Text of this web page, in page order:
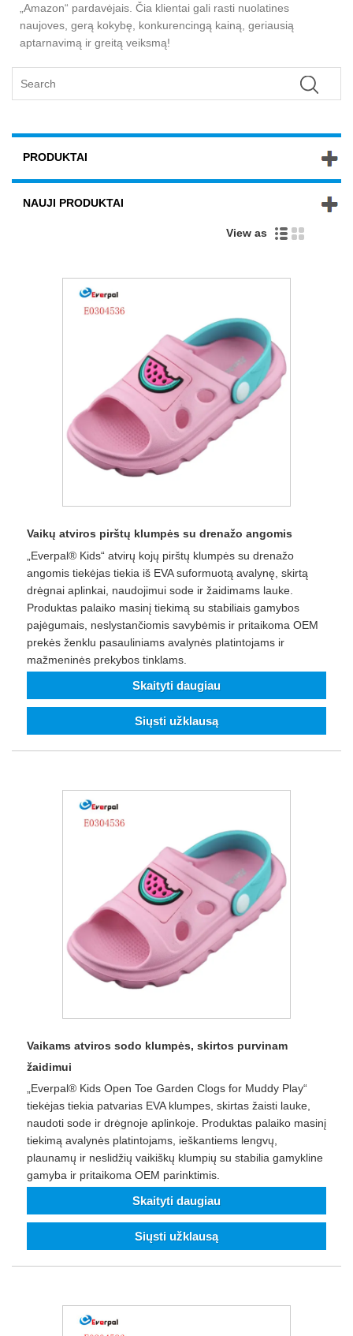
„Amazon“ pardavėjais. Čia klientai gali rasti nuolatines
naujoves, gerą kokybę, konkurencingą kainą, geriausią
aptarnavimą ir greitą veiksmą!
PRODUKTAI
NAUJI PRODUKTAI
View as
Vaikų atviros pirštų klumpės su drenažo angomis
„Everpal® Kids“ atvirų kojų pirštų klumpės su drenažo
angomis tiekėjas tiekia iš EVA suformuotą avalynę, skirtą
drėgnai aplinkai, naudojimui sode ir žaidimams lauke.
Produktas palaiko masinį tiekimą su stabiliais gamybos
pajėgumais, neslystančiomis savybėmis ir pritaikoma OEM
prekės ženklu pasauliniams avalynės platintojams ir
mažmeninės prekybos tinklams.
Skaityti daugiau
Siųsti užklausą
Vaikams atviros sodo klumpės, skirtos purvinam
žaidimui
„Everpal® Kids Open Toe Garden Clogs for Muddy Play“
tiekėjas tiekia patvarias EVA klumpes, skirtas žaisti lauke,
naudoti sode ir drėgnoje aplinkoje. Produktas palaiko masinį
tiekimą avalynės platintojams, ieškantiems lengvų,
plaunamų ir neslidžių vaikiškų klumpių su stabilia gamykline
gamyba ir pritaikoma OEM parinktimis.
Skaityti daugiau
Siųsti užklausą